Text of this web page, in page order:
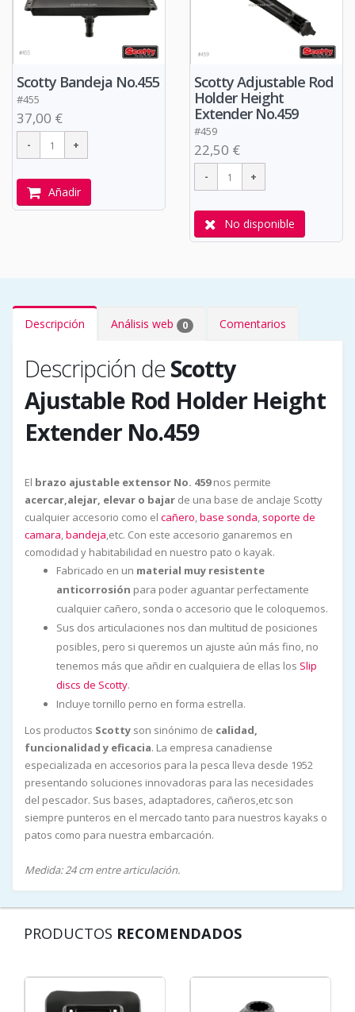
Scotty Bandeja No.455
#455
37,00 €
Añadir
Scotty Adjustable Rod
Holder Height
Extender No.459
#459
22,50 €
No disponible
Descripción Análisis web 0 Comentarios
Descripción deScotty
Ajustable Rod Holder Height
Extender No.459
El brazo ajustable extensor No. 459nos permite
acercar,alejar, elevar o bajar de una base de anclaje Scotty
cualquier accesorio como el cañero,base sonda, soporte de
camara,bandeja,etc. Con este accesorio ganaremos en
comodidad y habitabilidad en nuestro pato o kayak.
Fabricado en un material muy resistente
anticorrosión para poder aguantar perfectamente
cualquier cañero, sonda o accesorio que le coloquemos.
Sus dos articulaciones nos dan multitud de posiciones
posibles, pero si queremos un ajuste aún más fino, no
tenemos más que añdir en cualquiera de ellas los Slip
discs de Scotty.
Incluye tornillo perno en forma estrella.
Los productos Scotty son sinónimo de calidad,
funcionalidad y eficacia. La empresa canadiense
especializada en accesorios para la pesca lleva desde 1952
presentando soluciones innovadoras para las necesidades
del pescador. Sus bases, adaptadores, cañeros,etc son
siempre punteros en el mercado tanto para nuestros kayaks o
patos como para nuestra embarcación.
Medida: 24 cm entre articulación.
PRODUCTOS RECOMENDADOS